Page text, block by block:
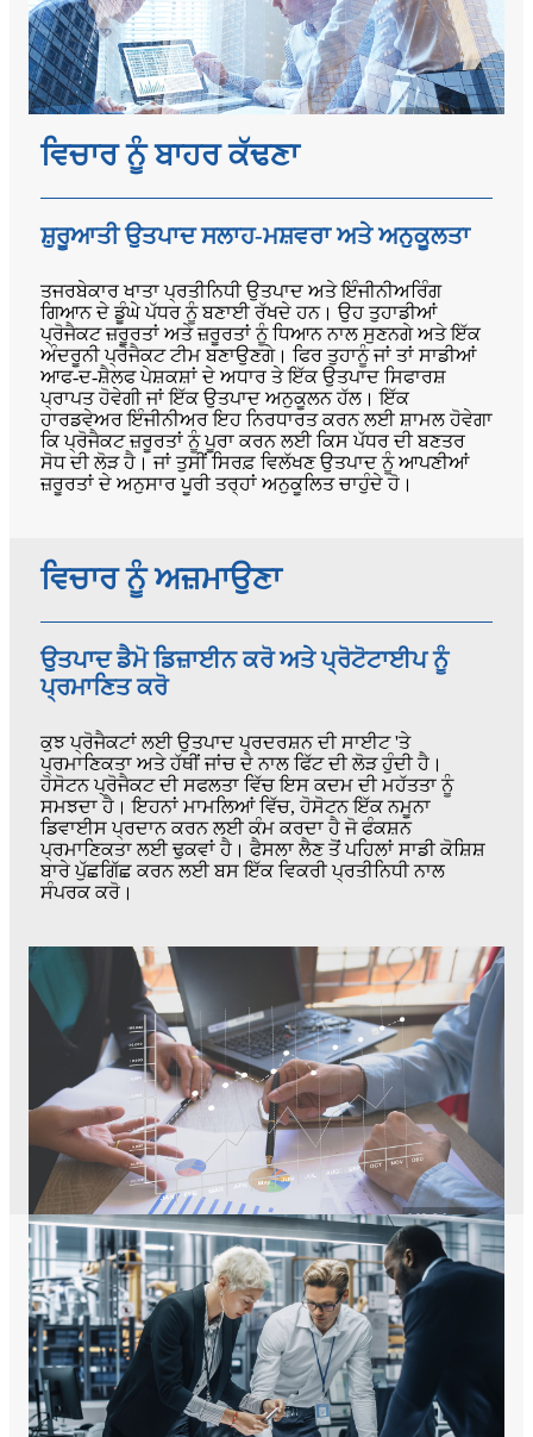
ਵਿਚਾਰ ਨੂੰ ਬਾਹਰ ਕੱਢਣਾ
ਸ਼ੁਰੂਆਤੀ ਉਤਪਾਦ ਸਲਾਹ-ਮਸ਼ਵਰਾ ਅਤੇ ਅਨੁਕੂਲਤਾ
ਤਜਰਬੇਕਾਰ ਖਾਤਾ ਪ੍ਰਤੀਨਿਧੀ ਉਤਪਾਦ ਅਤੇ ਇੰਜੀਨੀਅਰਿੰਗ
ਗਿਆਨ ਦੇ ਡੂੰਘੇ ਪੱਧਰ ਨੂੰ ਬਣਾਈ ਰੱਖਦੇ ਹਨ। ਉਹ ਤੁਹਾਡੀਆਂ
ਪ੍ਰੋਜੈਕਟ ਜ਼ਰੂਰਤਾਂ ਅਤੇ ਜ਼ਰੂਰਤਾਂ ਨੂੰ ਧਿਆਨ ਨਾਲ ਸੁਣਨਗੇ ਅਤੇ ਇੱਕ
ਅੰਦਰੂਨੀ ਪ੍ਰੋਜੈਕਟ ਟੀਮ ਬਣਾਉਣਗੇ। ਫਿਰ ਤੁਹਾਨੂੰ ਜਾਂ ਤਾਂ ਸਾਡੀਆਂ
ਆਫ-ਦ-ਸ਼ੈਲਫ ਪੇਸ਼ਕਸ਼ਾਂ ਦੇ ਅਧਾਰ ਤੇ ਇੱਕ ਉਤਪਾਦ ਸਿਫਾਰਸ਼
ਪ੍ਰਾਪਤ ਹੋਵੇਗੀ ਜਾਂ ਇੱਕ ਉਤਪਾਦ ਅਨੁਕੂਲਨ ਹੱਲ। ਇੱਕ
ਹਾਰਡਵੇਅਰ ਇੰਜੀਨੀਅਰ ਇਹ ਨਿਰਧਾਰਤ ਕਰਨ ਲਈ ਸ਼ਾਮਲ ਹੋਵੇਗਾ
ਕਿ ਪ੍ਰੋਜੈਕਟ ਜ਼ਰੂਰਤਾਂ ਨੂੰ ਪੂਰਾ ਕਰਨ ਲਈ ਕਿਸ ਪੱਧਰ ਦੀ ਬਣਤਰ
ਸੋਧ ਦੀ ਲੋੜ ਹੈ। ਜਾਂ ਤੁਸੀਂ ਸਿਰਫ਼ ਵਿਲੱਖਣ ਉਤਪਾਦ ਨੂੰ ਆਪਣੀਆਂ
ਜ਼ਰੂਰਤਾਂ ਦੇ ਅਨੁਸਾਰ ਪੂਰੀ ਤਰ੍ਹਾਂ ਅਨੁਕੂਲਿਤ ਚਾਹੁੰਦੇ ਹੋ।
ਵਿਚਾਰ ਨੂੰ ਅਜ਼ਮਾਉਣਾ
ਉਤਪਾਦ ਡੈਮੋ ਡਿਜ਼ਾਈਨ ਕਰੋ ਅਤੇ ਪ੍ਰੋਟੋਟਾਈਪ ਨੂੰ
ਪ੍ਰਮਾਣਿਤ ਕਰੋ
ਕੁਝ ਪ੍ਰੋਜੈਕਟਾਂ ਲਈ ਉਤਪਾਦ ਪ੍ਰਦਰਸ਼ਨ ਦੀ ਸਾਈਟ 'ਤੇ
ਪ੍ਰਮਾਣਿਕਤਾ ਅਤੇ ਹੱਥੀਂ ਜਾਂਚ ਦੇ ਨਾਲ ਫਿੱਟ ਦੀ ਲੋੜ ਹੁੰਦੀ ਹੈ।
ਹੋਸੋਟਨ ਪ੍ਰੋਜੈਕਟ ਦੀ ਸਫਲਤਾ ਵਿੱਚ ਇਸ ਕਦਮ ਦੀ ਮਹੱਤਤਾ ਨੂੰ
ਸਮਝਦਾ ਹੈ। ਇਹਨਾਂ ਮਾਮਲਿਆਂ ਵਿੱਚ, ਹੋਸੋਟਨ ਇੱਕ ਨਮੂਨਾ
ਡਿਵਾਈਸ ਪ੍ਰਦਾਨ ਕਰਨ ਲਈ ਕੰਮ ਕਰਦਾ ਹੈ ਜੋ ਫੰਕਸ਼ਨ
ਪ੍ਰਮਾਣਿਕਤਾ ਲਈ ਢੁਕਵਾਂ ਹੈ। ਫੈਸਲਾ ਲੈਣ ਤੋਂ ਪਹਿਲਾਂ ਸਾਡੀ ਕੋਸ਼ਿਸ਼
ਬਾਰੇ ਪੁੱਛਗਿੱਛ ਕਰਨ ਲਈ ਬਸ ਇੱਕ ਵਿਕਰੀ ਪ੍ਰਤੀਨਿਧੀ ਨਾਲ
ਸੰਪਰਕ ਕਰੋ।